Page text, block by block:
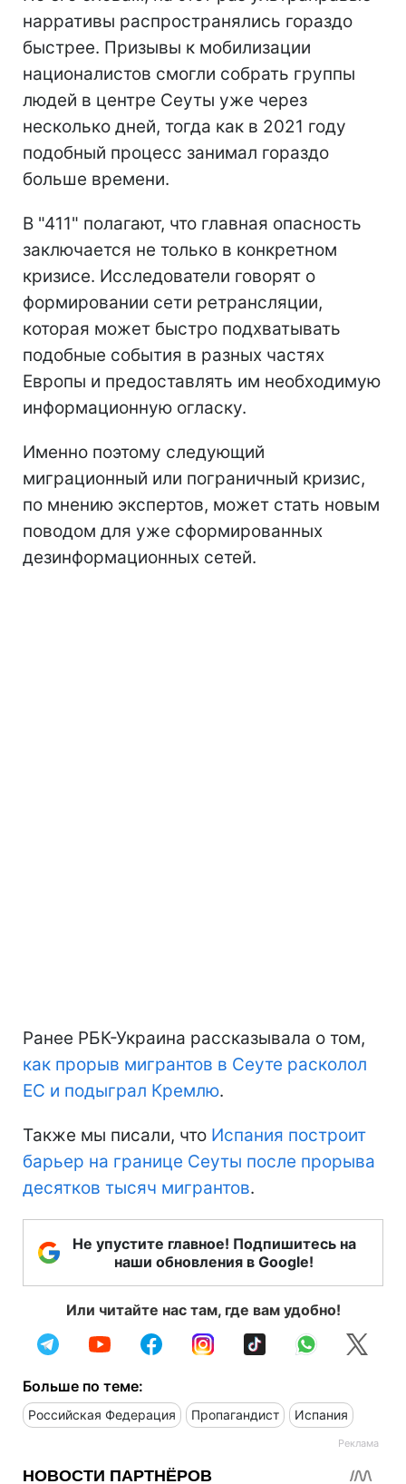
нарративы распространялись гораздо
быстрее. Призывы к мобилизации
националистов смогли собрать группы
людей в центре Сеуты уже через
несколько дней, тогда как в 2021 году
подобный процесс занимал гораздо
больше времени.
В "411" полагают, что главная опасность
заключается не только в конкретном
кризисе. Исследователи говорят о
формировании сети ретрансляции,
которая может быстро подхватывать
подобные события в разных частях
Европы и предоставлять им необходимую
информационную огласку.
Именно поэтому следующий
миграционный или пограничный кризис,
по мнению экспертов, может стать новым
поводом для уже сформированных
дезинформационных сетей.
Ранее РБК-Украина рассказывала о том,
как прорыв мигрантов в Сеуте расколол
ЕС и подыграл Кремлю.
Также мы писали, что Испания построит
барьер на границе Сеуты после прорыва
десятков тысяч мигрантов.
Не упустите главное! Подпишитесь на
наши обновления в Google!
Или читайте нас там, где вам удобно!
Больше по теме:
Российская Федерация Пропагандист Испания